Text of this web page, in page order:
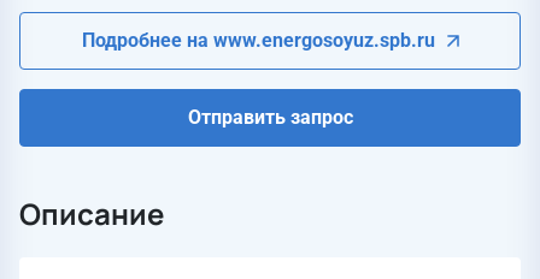
Подробнее на www.energosoyuz.spb.ru
Отправить запрос
Описание